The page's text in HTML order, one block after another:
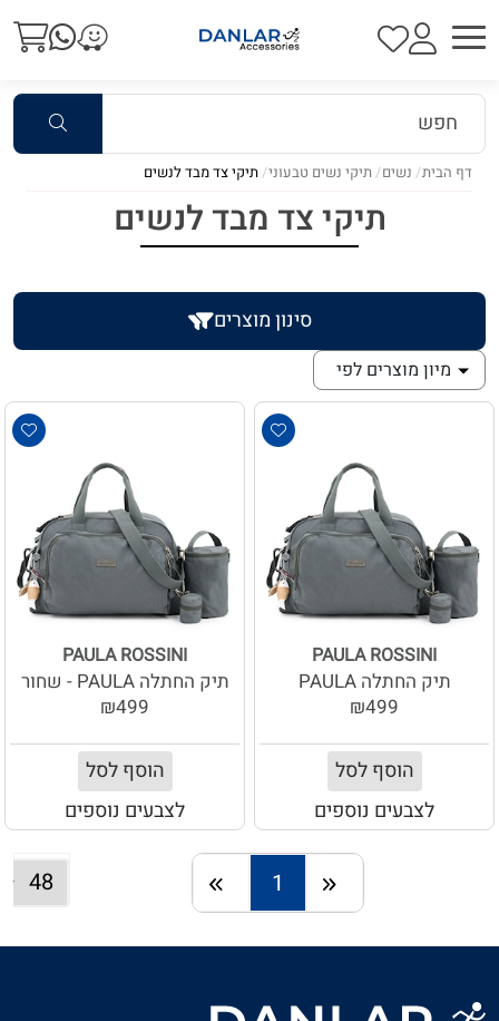
דף הבית נשים תיקי נשים טבעוני תיקי צד מבד לנשים
תיקי צד מבד לנשים
סינון מוצרים
מיון מוצרים לפי
PAULA ROSSINI
תיק החתלה PAULA
₪499
הוסף לסל
לצבעים נוספים
PAULA ROSSINI
תיק החתלה PAULA - שחור
₪499
הוסף לסל
לצבעים נוספים
1